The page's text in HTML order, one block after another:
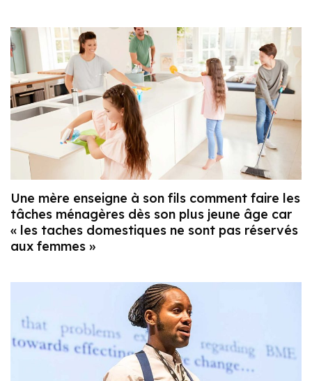
Une mère enseigne à son fils comment faire les
tâches ménagères dès son plus jeune âge car
« les taches domestiques ne sont pas réservés
aux femmes »